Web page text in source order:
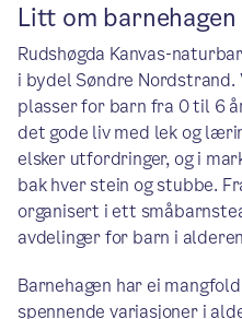
Litt om barnehagen
Rudshøgda Kanvas-
i bydel Søndre Nordstrand.
plasser for barn fra 0 til 6
det gode liv med lek og
elsker utfordringer, og i
bak hver stein og stubbe.
organisert i ett
avdelinger for barn i
Barnehagen har ei
spennende variasjoner i